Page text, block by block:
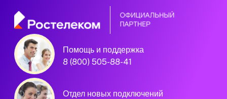
Помощь и поддержка
8 (800) 505-88-41
Отдел новых подключений
Официальный
партнер Ростелеком